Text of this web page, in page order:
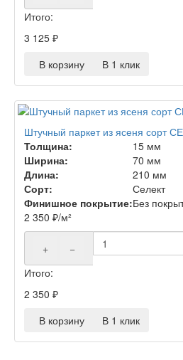
Итого:
3 125 ₽
В корзину
В 1 клик
Штучный паркет из ясеня сорт
Толщина:
15 мм
Ширина:
70 мм
Длина:
210 мм
Сорт:
Селект
Финишное покрытие:Без
2 350 ₽/м²
+
−
Итого:
2 350 ₽
В корзину
В 1 клик